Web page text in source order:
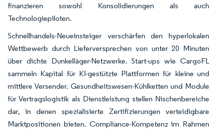
finanzieren sowohl Konsolidierungen als auch
Technologiepiloten.
Schnellhandels-Neueinsteiger verschärfen den hyperlokalen
Wettbewerb durch Lieferversprechen von unter 20 Minuten
über dichte Dunkelläger-Netzwerke. Start-ups wie CargoFL
sammeln Kapital für KI-gestützte Plattformen für kleine und
mittlere Versender. Gesundheitswesen-Kühlketten und Module
für Vertragslogistik als Dienstleistung stellen Nischenbereiche
dar, in denen spezialisierte Zertifizierungen verteidigbare
Marktpositionen bieten. Compliance-Kompetenz im Rahmen